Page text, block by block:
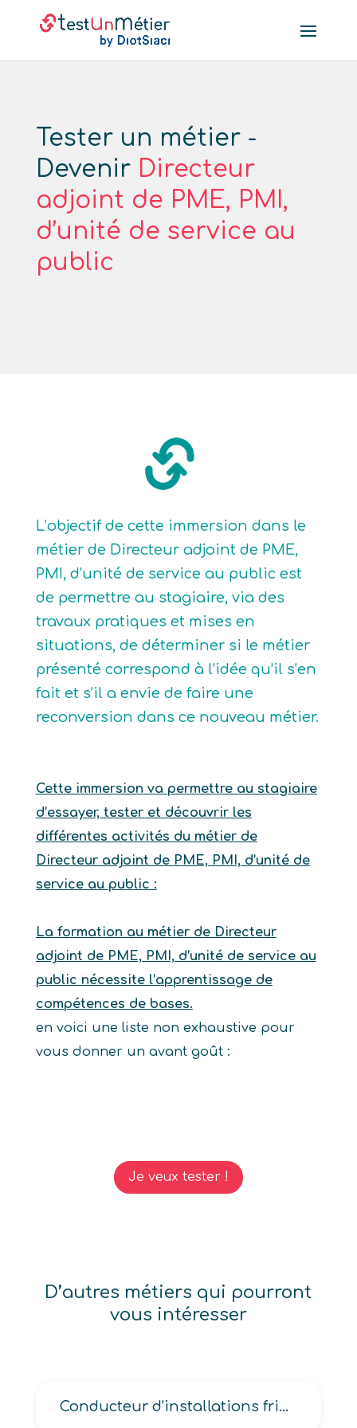
Tester un métier -
Devenir Directeur
adjoint de PME, PMI,
d’unité de service au
public
L’objectif de cette immersion dans le
métier de Directeur adjoint de PME,
PMI, d’unité de service au public est
de permettre au stagiaire, via des
travaux pratiques et mises en
situations, de déterminer si le métier
présenté correspond à l’idée qu’il s’en
fait et s’il a envie de faire une
reconversion dans ce nouveau métier.
Cette immersion va permettre au stagiaire
d’essayer, tester et découvrir les
différentes activités du métier de
Directeur adjoint de PME, PMI, d’unité de
service au public :
La formation au métier de Directeur
adjoint de PME, PMI, d’unité de service au
public nécessite l’apprentissage de
compétences de bases.
en voici une liste non exhaustive pour
vous donner un avant goût :
Je veux tester !
D’autres métiers qui pourront
vous intéresser
Conducteur d’installations frigorifiques